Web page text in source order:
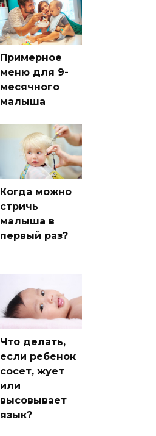
Примерное
меню для 9-
месячного
малыша
Когда можно
стричь
малыша в
первый раз?
Что делать,
если ребенок
сосет, жует
или
высовывает
язык?